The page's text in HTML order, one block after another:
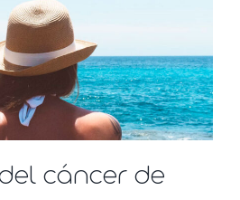
cáncer de